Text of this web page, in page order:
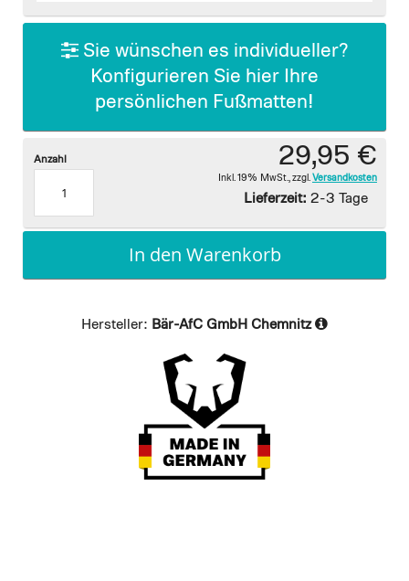
gallery
Sie wünschen es individueller?
Konfigurieren Sie hier Ihre
persönlichen Fußmatten!
29,95 €
Inkl. 19% MwSt. zzgl. Versandkosten
Lieferzeit: 2-3 Tage
Anzahl
In den Warenkorb
Hersteller: Bär-AfC GmbH Chemnitz